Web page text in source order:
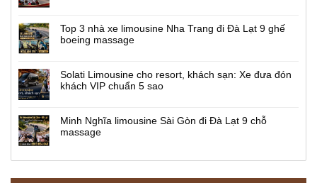
Top 3 nhà xe limousine Nha Trang đi Đà Lạt 9 ghế
boeing massage
Solati Limousine cho resort, khách sạn: Xe đưa đón
khách VIP chuẩn 5 sao
Minh Nghĩa limousine Sài Gòn đi Đà Lạt 9 chỗ
massage